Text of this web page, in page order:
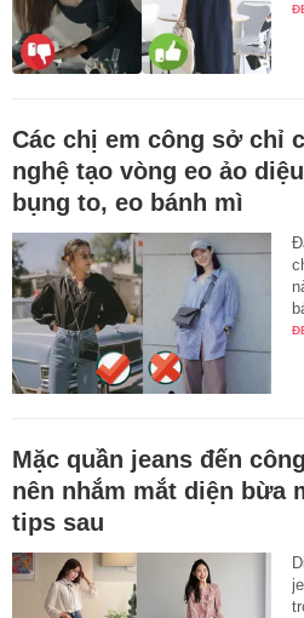
Các chị em công sở chỉ
nghệ tạo vòng eo ảo
bụng to, eo bánh mì
Mặc quần jeans đến
nên nhắm mắt diện bừa
tips sau